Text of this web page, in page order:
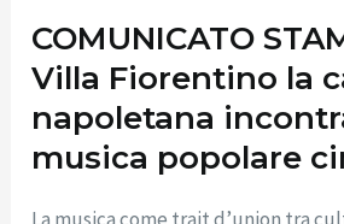
COMUNICATO
Villa Fiorentino la
napoletana
musica popolare